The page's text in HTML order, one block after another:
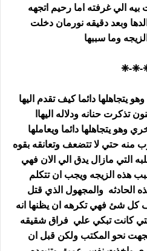
الي غرفته اما رحيم اتجهه
وبعد دقيقه نورمان دخلت
وما سببها
❈-❈-
يتجاهلها دائما كيف تقدم اليها
تذكرت حنانه ودلاله اليهاا
وهو يتجاهلها دائما ويعاملها
منه حتي لا تتضعف وتعانقه بقوه
التي مازال يدق الي الان فهي
هذه الزيجه ويجب ان تتكلم
الحادثه والمجهول الذي قتل
كل شئ فهي تكرهه ان يظنها انه
كانت تبكي علي فراق شقيقه
نحو المكتب ولكن قبل ان